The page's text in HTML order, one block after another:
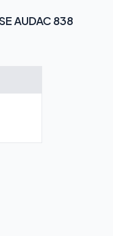
AUDAC 838